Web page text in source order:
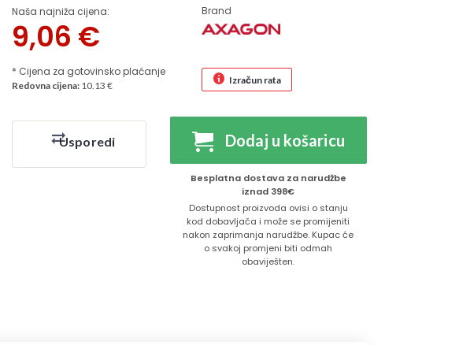
Naša najniža cijena:
9,06 €
* Cijena za gotovinsko plaćanje
Brand
Redovna cijena: 10.13 € Izračun rata
Usporedi Dodaj u košaricu
Besplatna dostava za narudžbe
iznad 398€
Dostupnost proizvoda ovisi o stanju
kod dobavljača i može se promijeniti
nakon zaprimanja narudžbe. Kupac će
o svakoj promjeni biti odmah
obaviješten.